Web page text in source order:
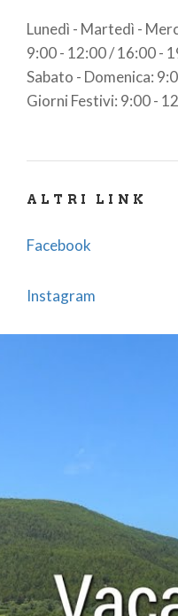
Lunedì - Martedì -
9:00 - 12:00 / 16:00 -
Sabato - Domenica:
Giorni Festivi: 9:00 -
ALTRI LINK
Facebook
Instagram